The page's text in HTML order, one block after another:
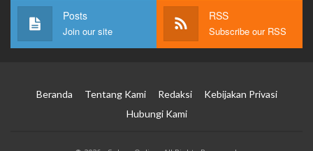
Posts
Join our site
RSS
Subscribe our RSS
Beranda Tentang Kami Redaksi
Kebijakan Privasi
Hubungi Kami